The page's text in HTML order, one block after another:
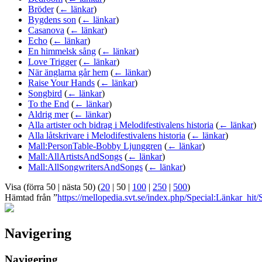
Bröder (← länkar)
Bygdens son (← länkar)
Casanova (← länkar)
Echo (← länkar)
En himmelsk sång (← länkar)
Love Trigger (← länkar)
När änglarna går hem (← länkar)
Raise Your Hands (← länkar)
Songbird (← länkar)
To the End (← länkar)
Aldrig mer (← länkar)
Alla artister och bidrag i Melodifestivalens historia (← länkar)
Alla låtskrivare i Melodifestivalens historia (← länkar)
Mall:PersonTable-Bobby Ljunggren (← länkar)
Mall:AllArtistsAndSongs (← länkar)
Mall:AllSongwritersAndSongs (← länkar)
Visa (förra 50 | nästa 50) (20 | 50 | 100 | 250 | 500)
Hämtad från ”https://mellopedia.svt.se/index.php/
Navigering